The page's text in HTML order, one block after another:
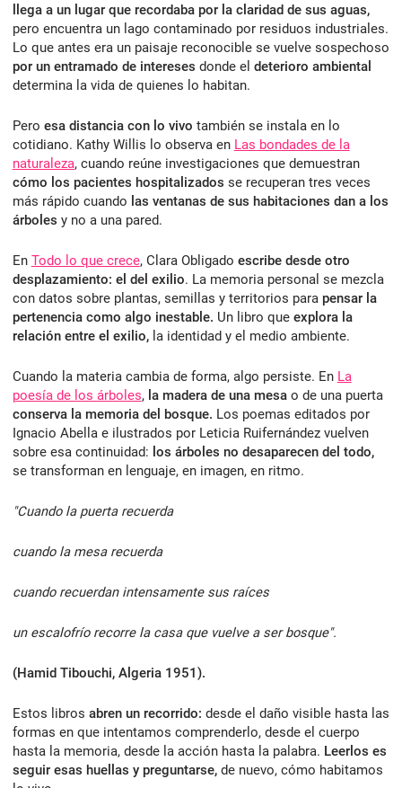
llega a un lugar que recordaba por la claridad de sus aguas,
pero encuentra un lago contaminado por residuos industriales.
Lo que antes era un paisaje reconocible se vuelve sospechoso
por un entramado de intereses donde el deterioro ambiental
determina la vida de quienes lo habitan.
Pero esa distancia con lo vivo también se instala en lo
cotidiano. Kathy Willis lo observa en Las bondades de la
naturaleza, cuando reúne investigaciones que demuestran
cómo los pacientes hospitalizados se recuperan tres veces
más rápido cuando las ventanas de sus habitaciones dan a los
árboles y no a una pared.
En Todo lo que crece, Clara Obligado escribe desde otro
desplazamiento: el del exilio. La memoria personal se mezcla
con datos sobre plantas, semillas y territorios para pensar la
pertenencia como algo inestable. Un libro que explora la
relación entre el exilio,la identidad y el medio ambiente.
Cuando la materia cambia de forma, algo persiste. En La
poesía de los árboles, la madera de una mesao de una puerta
conserva la memoria del bosque. Los poemas editados por
Ignacio Abella e ilustrados por Leticia Ruifernández vuelven
sobre esa continuidad: los árboles no desaparecen del todo,
se transforman en lenguaje, en imagen, en ritmo.
"Cuando la puerta recuerda
cuando la mesa recuerda
cuando recuerdan intensamente sus raíces
un escalofrío recorre la casa que vuelve a ser bosque".
(Hamid Tibouchi, Algeria 1951).
Estos libros abren un recorrido: desde el daño visible hasta las
formas en que intentamos comprenderlo, desde el cuerpo
hasta la memoria, desde la acción hasta la palabra. Leerlos es
seguir esas huellas y preguntarse, de nuevo, cómo habitamos